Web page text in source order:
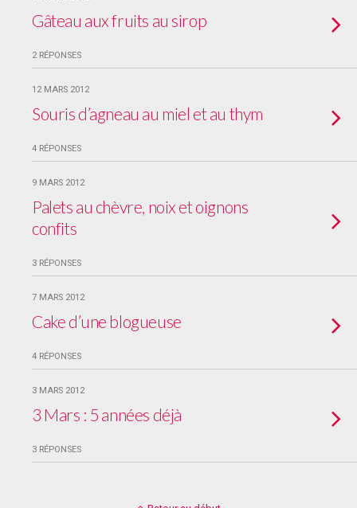
Gâteau aux fruits au sirop
2 RÉPONSES
12 MARS 2012
Souris d’agneau au miel et au thym
4 RÉPONSES
9 MARS 2012
Palets au chèvre, noix et oignons
confits
3 RÉPONSES
7 MARS 2012
Cake d’une blogueuse
4 RÉPONSES
3 MARS 2012
3 Mars : 5 années déjà
3 RÉPONSES